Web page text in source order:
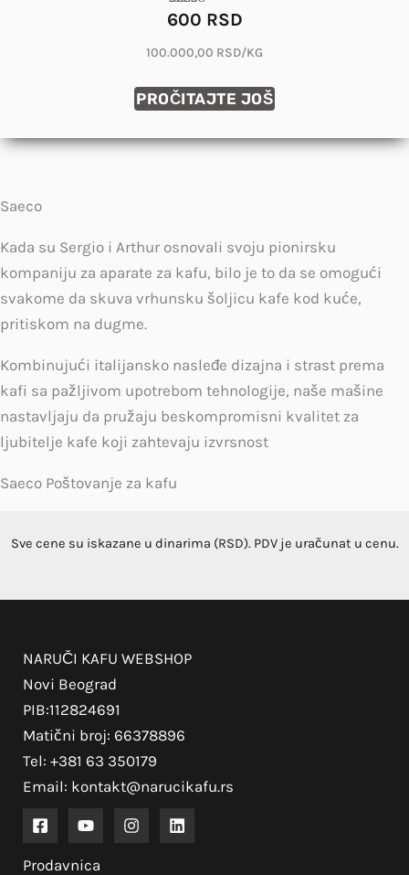
Ocenjeno
sa
od 5
600 RSD
100.000,00 RSD/KG
PROČITAJTE JOŠ
Saeco
Kada su Sergio i Arthur osnovali svoju pionirsku
kompaniju za aparate za kafu, bilo je to da se omogući
svakome da skuva vrhunsku šoljicu kafe kod kuće,
pritiskom na dugme.
Kombinujući italijansko nasleđe dizajna i strast prema
kafi sa pažljivom upotrebom tehnologije, naše mašine
nastavljaju da pružaju beskompromisni kvalitet za
ljubitelje kafe koji zahtevaju izvrsnost
Saeco Poštovanje za kafu
Sve cene su iskazane u dinarima (RSD). PDV je uračunat u cenu.
NARUČI KAFU WEBSHOP
Novi Beograd
PIB:112824691
Matični broj: 66378896
Tel: +381 63 350179
Email: kontakt@narucikafu.rs
Prodavnica